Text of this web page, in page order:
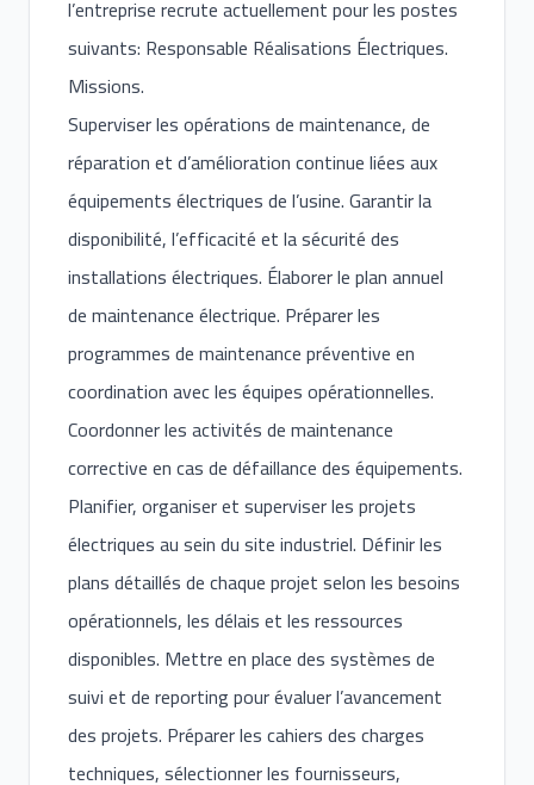
l’entreprise recrute actuellement pour les postes
suivants: Responsable Réalisations Électriques.
Missions.
Superviser les opérations de maintenance, de
réparation et d’amélioration continue liées aux
équipements électriques de l’usine. Garantir la
disponibilité, l’efficacité et la sécurité des
installations électriques. Élaborer le plan annuel
de maintenance électrique. Préparer les
programmes de maintenance préventive en
coordination avec les équipes opérationnelles.
Coordonner les activités de maintenance
corrective en cas de défaillance des équipements.
Planifier, organiser et superviser les projets
électriques au sein du site industriel. Définir les
plans détaillés de chaque projet selon les besoins
opérationnels, les délais et les ressources
disponibles. Mettre en place des systèmes de
suivi et de reporting pour évaluer l’avancement
des projets. Préparer les cahiers des charges
techniques, sélectionner les fournisseurs,